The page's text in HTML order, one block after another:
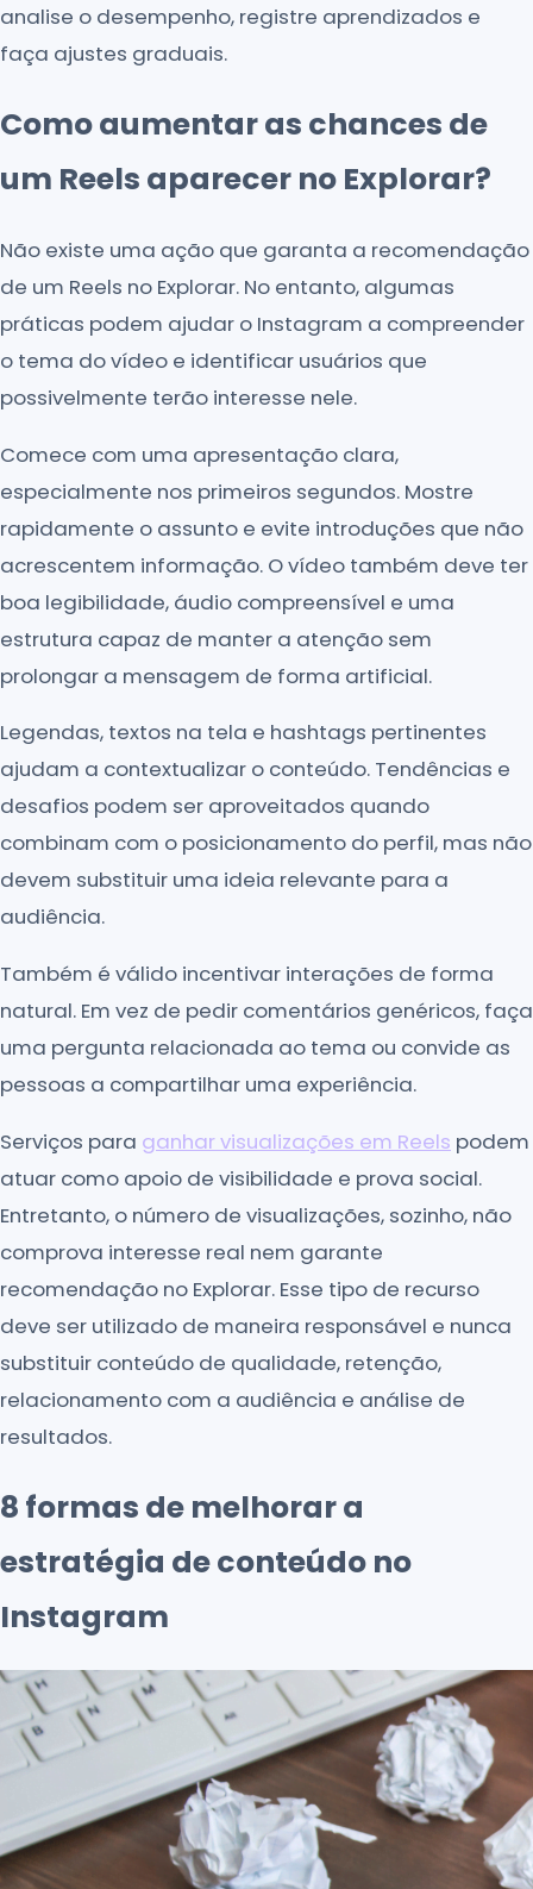
analise o desempenho, registre aprendizados e
faça ajustes graduais.
Como aumentar as chances de
um Reels aparecer no Explorar?
Não existe uma ação que garanta a recomendação
de um Reels no Explorar. No entanto, algumas
práticas podem ajudar o Instagram a compreender
o tema do vídeo e identificar usuários que
possivelmente terão interesse nele.
Comece com uma apresentação clara,
especialmente nos primeiros segundos. Mostre
rapidamente o assunto e evite introduções que não
acrescentem informação. O vídeo também deve ter
boa legibilidade, áudio compreensível e uma
estrutura capaz de manter a atenção sem
prolongar a mensagem de forma artificial.
Legendas, textos na tela e hashtags pertinentes
ajudam a contextualizar o conteúdo. Tendências e
desafios podem ser aproveitados quando
combinam com o posicionamento do perfil, mas não
devem substituir uma ideia relevante para a
audiência.
Também é válido incentivar interações de forma
natural. Em vez de pedir comentários genéricos, faça
uma pergunta relacionada ao tema ou convide as
pessoas a compartilhar uma experiência.
Serviços para ganhar visualizações em Reels podem
atuar como apoio de visibilidade e prova social.
Entretanto, o número de visualizações, sozinho, não
comprova interesse real nem garante
recomendação no Explorar. Esse tipo de recurso
deve ser utilizado de maneira responsável e nunca
substituir conteúdo de qualidade, retenção,
relacionamento com a audiência e análise de
resultados.
8 formas de melhorar a
estratégia de conteúdo no
Instagram